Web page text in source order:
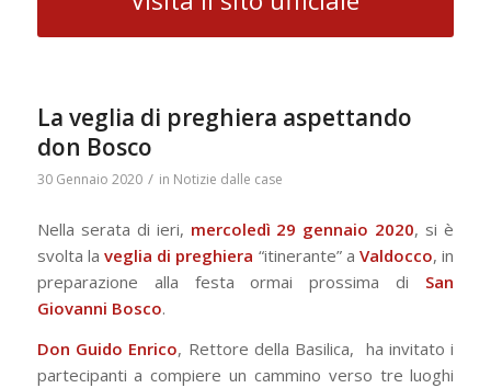
La veglia di preghiera aspettando
don Bosco
30 Gennaio 2020 / in Notizie dalle case
Nella serata di ieri, mercoledì 29 gennaio 2020, si è
svolta laveglia di preghiera “itinerante” a Valdocco, in
preparazione alla festa ormai prossima di San
Giovanni Bosco.
Don Guido Enrico, Rettore della Basilica, ha invitato i
partecipanti a compiere un cammino verso tre luoghi